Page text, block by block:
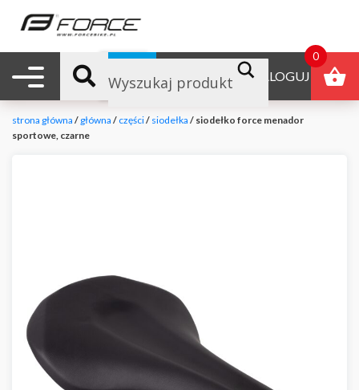
Nawigacja mobilna ZALOGUJ
B2B
strona główna / główna / części/ siodełka / siodełko force menador
sportowe, czarne
0